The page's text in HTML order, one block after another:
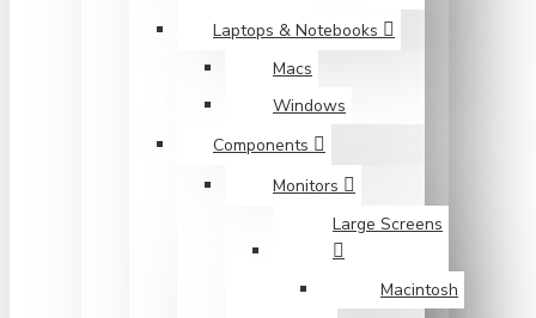
Laptops & Notebooks
Macs
Windows
Components
Monitors
Large Screens
Macintosh